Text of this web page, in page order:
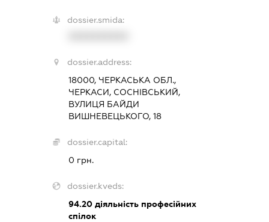
dossier.smida:
dossier.address:
18000, ЧЕРКАСЬКА ОБЛ.,
ЧЕРКАСИ, СОСНІВСЬКИЙ,
ВУЛИЦЯ БАЙДИ
ВИШНЕВЕЦЬКОГО, 18
dossier.capital:
0 грн.
dossier.kveds:
94.20діяльність професійних
спілок